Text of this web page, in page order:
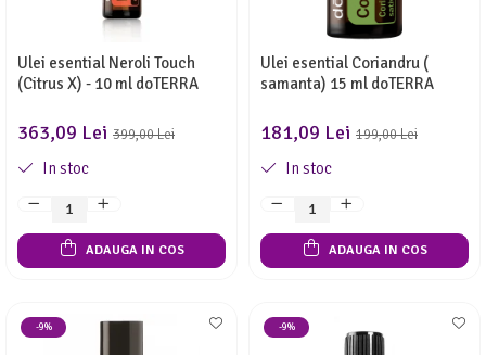
Ulei esential Neroli Touch
(Citrus X) - 10 ml doTERRA
399,00 Lei
363,09 Lei
In stoc
ADAUGA IN COS
Ulei esential Coriandru (
samanta) 15 ml doTERRA
199,00 Lei
181,09 Lei
In stoc
ADAUGA IN COS
-9% -9%